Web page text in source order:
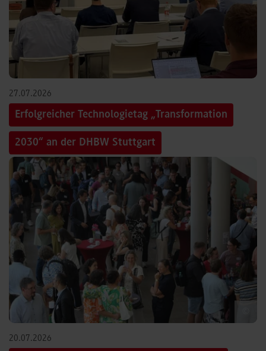
27.07.2026
Erfolgreicher Technologietag „Transformation
2030“ an der DHBW Stuttgart
20.07.2026